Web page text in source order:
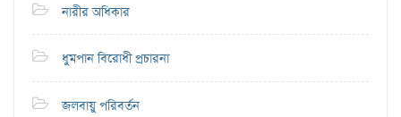
নারীর অধিকার
ধুমপান বিরোধী প্রচারনা
জলবায়ু পরিবর্তন